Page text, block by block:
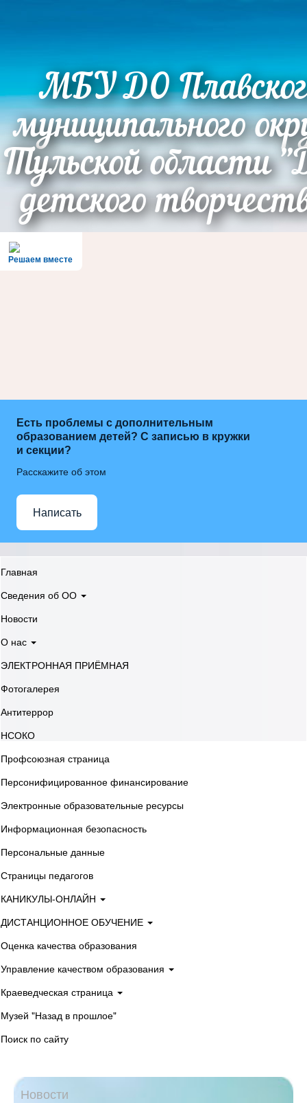
МБУ ДО
муниципального
Тульской области
детского
Решаем вместе
Есть проблемы с дополнительным
образованием детей? С записью в кружки
и секции?
Расскажите об этом
Написать
Главная
Сведения об ОО
Новости
О нас
ЭЛЕКТРОННАЯ ПРИЁМНАЯ
Фотогалерея
Антитеррор
НСОКО
Профсоюзная страница
Персонифицированное финансирование
Электронные образовательные ресурсы
Информационная безопасность
Персональные данные
Страницы педагогов
КАНИКУЛЫ-ОНЛАЙН
ДИСТАНЦИОННОЕ ОБУЧЕНИЕ
Оценка качества образования
Управление качеством образования
Краеведческая страница
Музей "Назад в прошлое"
Поиск по сайту
Новости